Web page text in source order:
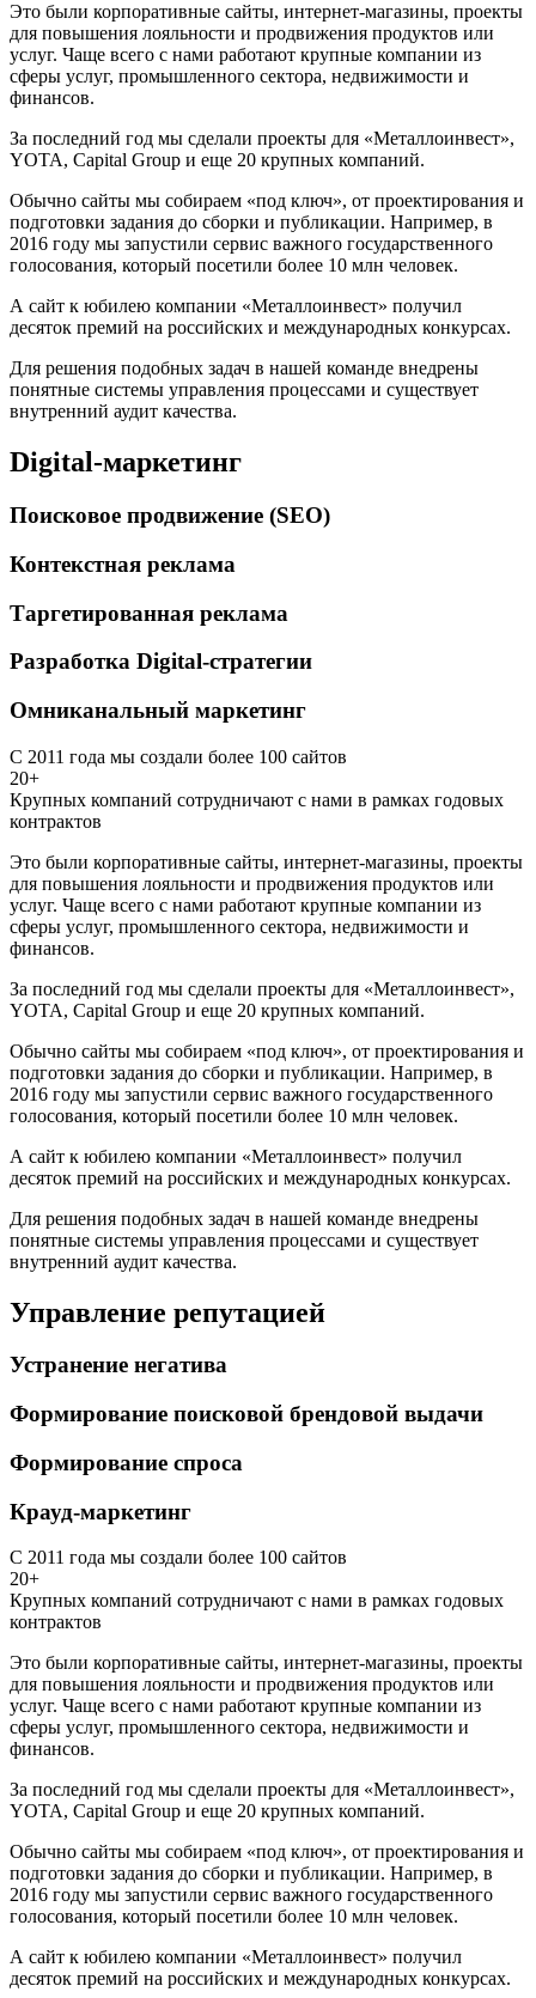
Это были корпоративные сайты, интернет-магазины, проекты
для повышения лояльности и продвижения продуктов или
услуг. Чаще всего с нами работают крупные компании из
сферы услуг, промышленного сектора, недвижимости и
финансов.
За последний год мы сделали проекты для «Металлоинвест»,
YOTA, Capital Group и еще 20 крупных компаний.
Обычно сайты мы собираем «под ключ», от проектирования и
подготовки задания до сборки и публикации. Например, в
2016 году мы запустили сервис важного государственного
голосования, который посетили более 10 млн человек.
А сайт к юбилею компании «Металлоинвест» получил
десяток премий на российских и международных конкурсах.
Для решения подобных задач в нашей команде внедрены
понятные системы управления процессами и существует
внутренний аудит качества.
Digital-маркетинг
Поисковое продвижение (SEO)
Контекстная реклама
Таргетированная реклама
Разработка Digital-стратегии
Омниканальный маркетинг
С 2011 года мы создали более 100 сайтов
20+
Крупных компаний сотрудничают с нами в рамках годовых
контрактов
Это были корпоративные сайты, интернет-магазины, проекты
для повышения лояльности и продвижения продуктов или
услуг. Чаще всего с нами работают крупные компании из
сферы услуг, промышленного сектора, недвижимости и
финансов.
За последний год мы сделали проекты для «Металлоинвест»,
YOTA, Capital Group и еще 20 крупных компаний.
Обычно сайты мы собираем «под ключ», от проектирования и
подготовки задания до сборки и публикации. Например, в
2016 году мы запустили сервис важного государственного
голосования, который посетили более 10 млн человек.
А сайт к юбилею компании «Металлоинвест» получил
десяток премий на российских и международных конкурсах.
Для решения подобных задач в нашей команде внедрены
понятные системы управления процессами и существует
внутренний аудит качества.
Управление репутацией
Устранение негатива
Формирование поисковой брендовой выдачи
Формирование спроса
Крауд-маркетинг
С 2011 года мы создали более 100 сайтов
20+
Крупных компаний сотрудничают с нами в рамках годовых
контрактов
Это были корпоративные сайты, интернет-магазины, проекты
для повышения лояльности и продвижения продуктов или
услуг. Чаще всего с нами работают крупные компании из
сферы услуг, промышленного сектора, недвижимости и
финансов.
За последний год мы сделали проекты для «Металлоинвест»,
YOTA, Capital Group и еще 20 крупных компаний.
Обычно сайты мы собираем «под ключ», от проектирования и
подготовки задания до сборки и публикации. Например, в
2016 году мы запустили сервис важного государственного
голосования, который посетили более 10 млн человек.
А сайт к юбилею компании «Металлоинвест» получил
десяток премий на российских и международных конкурсах.